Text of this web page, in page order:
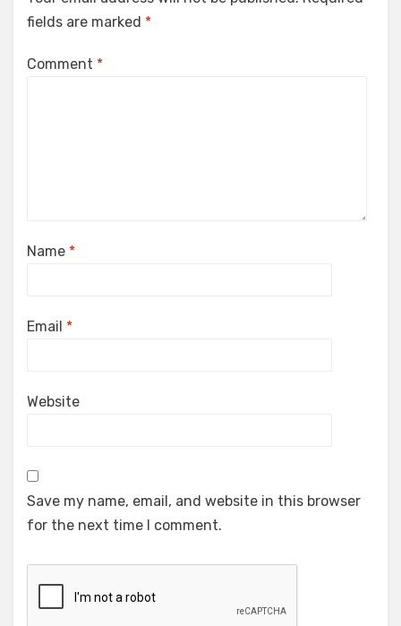
fields are marked *
Comment *
Name *
Email *
Website
Save my name, email, and website in this browser
for the next time I comment.